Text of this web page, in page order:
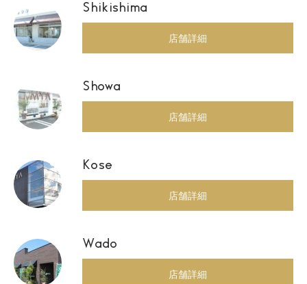
Shikishima
店舗詳細
Showa
店舗詳細
Kose
店舗詳細
Wado
店舗詳細